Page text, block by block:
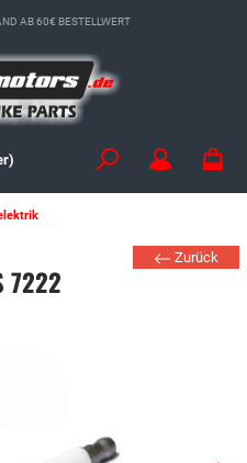
AB 60€ BESTELLWERT
Zurück
7222